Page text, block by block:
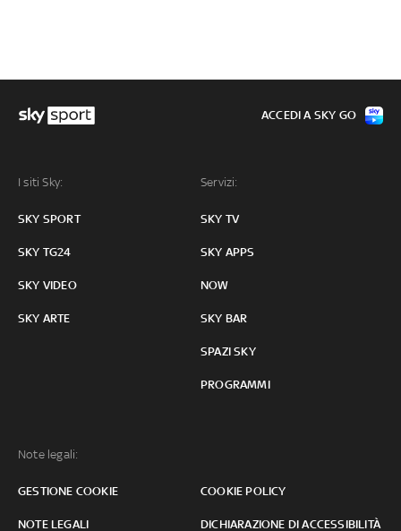
I siti Sky:
SKY SPORT
SKY TG24
SKY VIDEO
SKY ARTE
Servizi:
SKY TV
SKY APPS
NOW
SKY BAR
SPAZI SKY
PROGRAMMI
Note legali:
GESTIONE COOKIE COOKIE POLICY
NOTE LEGALI DICHIARAZIONE DI ACCESSIBILITÀ
ACCEDI A SKY GO